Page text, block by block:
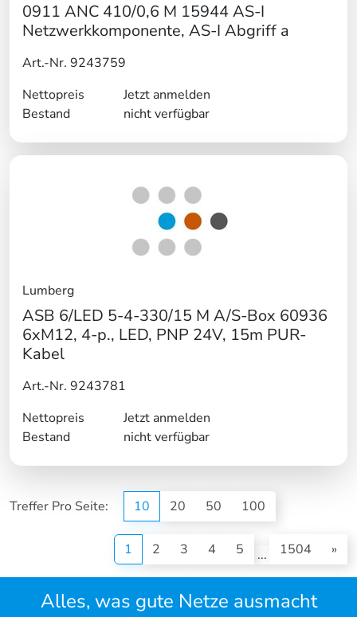
0911 ANC 410/0,6 M 15944 AS-I
Netzwerkkomponente, AS-I Abgriff a
Art.-Nr. 9243759
Nettopreis
Jetzt anmelden
Bestand
nicht verfügbar
Lumberg
ASB 6/LED 5-4-330/15 M A/S-Box 60936
6xM12, 4-p., LED, PNP 24V, 15m PUR-
Kabel
Art.-Nr. 9243781
Nettopreis
Jetzt anmelden
Bestand
nicht verfügbar
Treffer Pro Seite: 10 20 50 100
1 (current)
2 3 4 5 ... 1504 »
Alles, was gute Netze ausmacht